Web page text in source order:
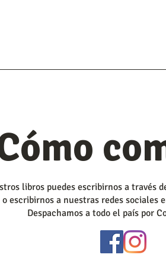
libros puedes escribirnos a través
o escribirnos a nuestras redes sociales
Despachamos a todo el país por